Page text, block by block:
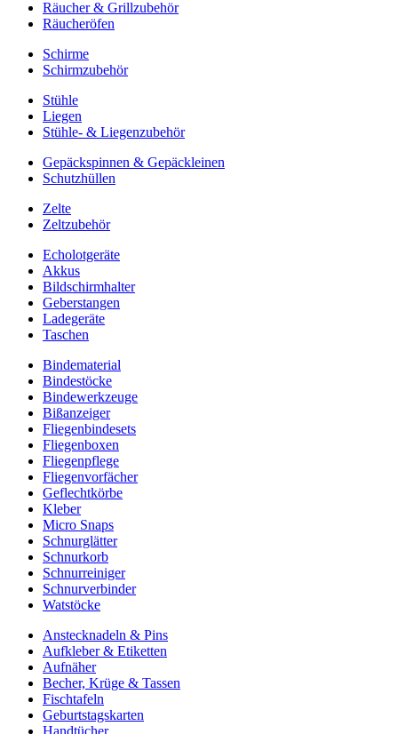
Räucher & Grillzubehör
Räucheröfen
Schirme
Schirmzubehör
Stühle
Liegen
Stühle- & Liegenzubehör
Gepäckspinnen & Gepäckleinen
Schutzhüllen
Zelte
Zeltzubehör
Echolotgeräte
Akkus
Bildschirmhalter
Geberstangen
Ladegeräte
Taschen
Bindematerial
Bindestöcke
Bindewerkzeuge
Bißanzeiger
Fliegenbindesets
Fliegenboxen
Fliegenpflege
Fliegenvorfächer
Geflechtkörbe
Kleber
Micro Snaps
Schnurglätter
Schnurkorb
Schnurreiniger
Schnurverbinder
Watstöcke
Anstecknadeln & Pins
Aufkleber & Etiketten
Aufnäher
Becher, Krüge & Tassen
Fischtafeln
Geburtstagskarten
Handtücher